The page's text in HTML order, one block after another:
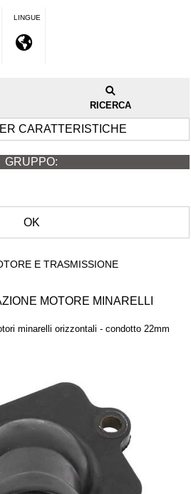
LINGUE
RICERCA
CARATTERISTICHE
GRUPPO:
OK
E TRASMISSIONE
MOTORE MINARELLI
minarelli orizzontali - condotto 22mm